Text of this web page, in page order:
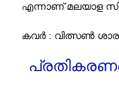
എന്നാണ് മലയാള
കവർ : വിത്സൺ